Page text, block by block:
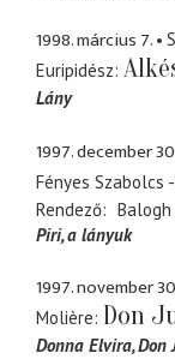
1998. március 7.
Euripidész
Lány
1997. december
Fényes Szabolcs
Rendező
Piri a lányuk
1997. november
Molière Don
Donna Elvira Don